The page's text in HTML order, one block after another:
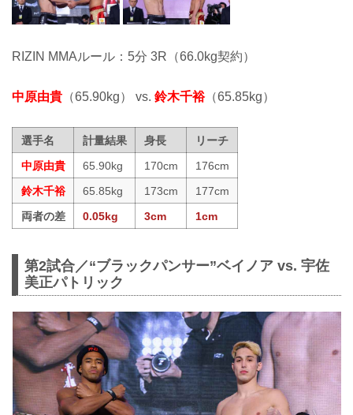
RIZIN MMAルール：5分 3R（66.0kg契約）
中原由貴 （65.90kg） vs. 鈴木千裕（65.85kg）
選手名 計量結果 身長
リーチ
中原由貴
65.90kg 170cm
176cm
鈴木千裕
65.85kg 173cm
177cm
両者の差
0.05kg 3cm 1cm
第2試合／“ブラックパンサー”ベイノア vs. 宇佐
美正パトリック